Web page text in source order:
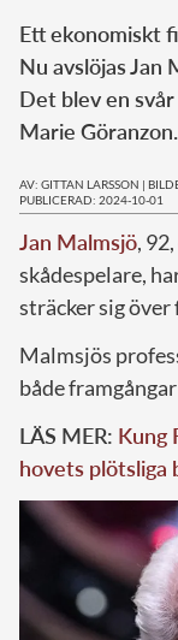
Ett ekonomiskt
Nu avslöjas Jan
Det blev en
Marie Göranzon.
AV: GITTAN LARSSON |
PUBLICERAD: 2024-10-01
Jan Malmsjö,
skådespelare,
sträcker sig över
Malmsjös
både
LÄS MER: Kung
hovets plötsliga